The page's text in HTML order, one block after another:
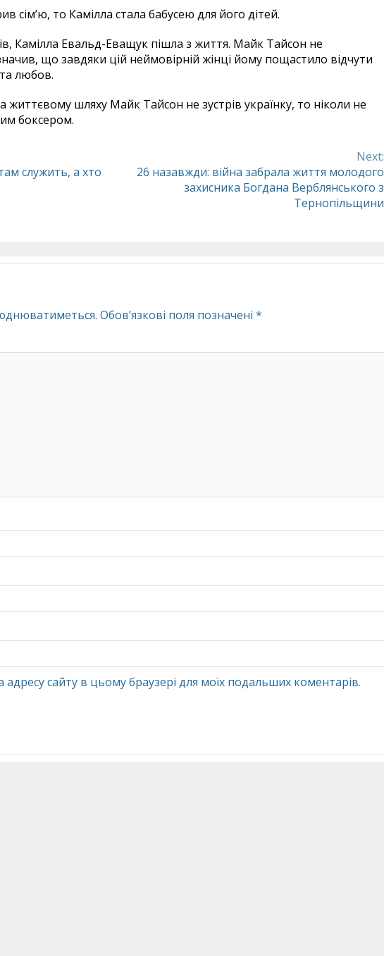
сім’ю, то Камілла стала бабусею для його дітей.
Камілла Евальд-Еващук пішла з життя. Майк Тайсон не
що завдяки цій неймовірній жінці йому пощастило відчути
любов.
шляху Майк Тайсон не зустрів українку, то ніколи не
боксером.
служить, а хто
Next:
26 назавжди: війна забрала життя молодого
захисника Богдана Верблянського з
Тернопільщини
Обов’язкові поля позначені *
адресу сайту в цьому браузері для моїх подальших коментарів.